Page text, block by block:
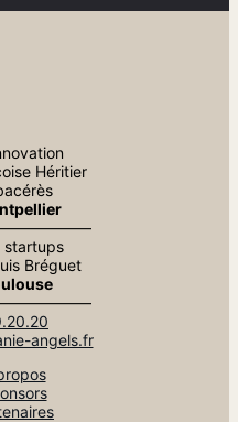
Héritier
startups
Bréguet
angels.fr